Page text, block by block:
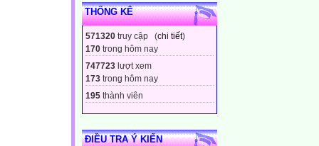
THỐNG KÊ
571320 truy cập (chi tiết)
170 trong hôm nay
747723 lượt xem
173 trong hôm nay
195 thành viên
ĐIỀU TRA Ý KIẾN